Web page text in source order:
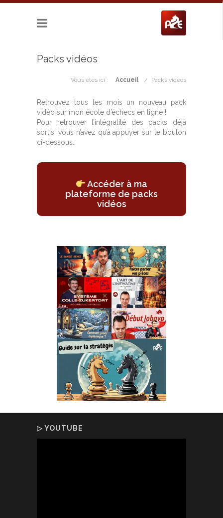
Packs vidéos
Vous êtes ici : Accueil Packs vidéos
Retrouvez tous les mois un nouveau pack
vidéo sur mon école d’échecs en ligne !
Pour retrouver l’intégralité des packs déjà
sortis, vous n’avez qu’à appuyer sur le bouton
ci-dessous.
Accéder à ma
plateforme de packs
vidéos
▷ YOUTUBE